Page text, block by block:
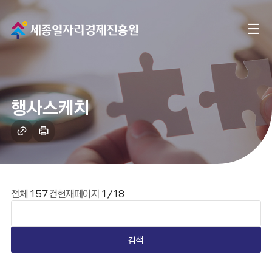
메
인
으
이
동
전
메
뉴
행사스케치
링
크
복
인
하
전체 157건현재페이지 1/18
검색